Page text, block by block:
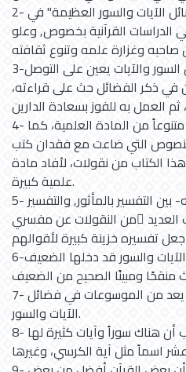
2- أهمية "الدرر الثمينة في فضائل الآيات والسور العظيمة" في
الدراسات القرآنية بخصوص, وعلو
وغزارة علمه وتنوع ثقافته.
3-أثبت البحث أن معرفة فضائل السور والآيات يعين على التوصل
في ذكر الفضائل حث على قراءته،
العمل به للفوز بسعادة الدارين.
4- الدرر الثمينة يشكل مخزوناً كبيراً متنوعاً من المادة العلمية، كما
التي ضاعت مع فقدان كتب
الكتاب من نقولات، لأفاد مادة
علمية كبيرة.
5- جمع الطرابزوني -رحمه الله- بين التفسير بالمأثور, والتفسير
العديد ٍمن النقولات عن مفسري
تفسيره خزينة كبيرة لأقوالهم.
6-أوضح المؤلف أن فضائل الآيات والسور قد دخلها الضعيف
منقحًا ومبينًا الصحيح من الضعيف.
7- أثبت البحث أن هذا الكتاب يعد من الموسوعات في فضائل
الآيات والسور.
8- تبين لي من خلال دراستي للكتاب أن هناك سوراً وآيات كثيرة لها
اسماً مثل آية الكرسي، وغيرها.